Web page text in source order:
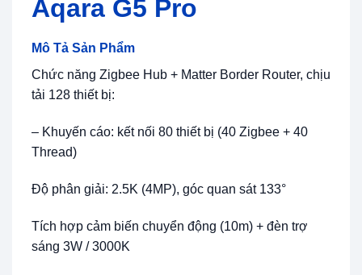
Aqara G5 Pro
Mô Tả Sản Phẩm
Chức năng Zigbee Hub + Matter Border Router, chịu
tải 128 thiết bị:
– Khuyến cáo: kết nối 80 thiết bị (40 Zigbee + 40
Thread)
Độ phân giải: 2.5K (4MP), góc quan sát 133°
Tích hợp cảm biến chuyển động (10m) + đèn trợ
sáng 3W / 3000K